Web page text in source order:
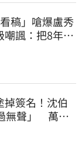
稿」嗆爆盧秀
嘲諷：把8年總
掉簽名！沈伯
無聲」 萬人